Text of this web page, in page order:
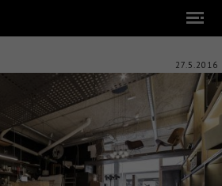
27.5.2016